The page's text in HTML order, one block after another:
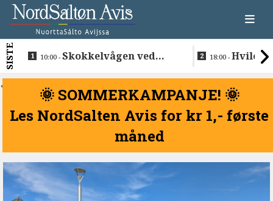
SISTE 10:00 -Skokkelvågen ved
18:00 -Hvile i
<
🌞 SOMMERKAMPANJE! 🌞
Les NordSalten Avis for kr 1,- første
måned